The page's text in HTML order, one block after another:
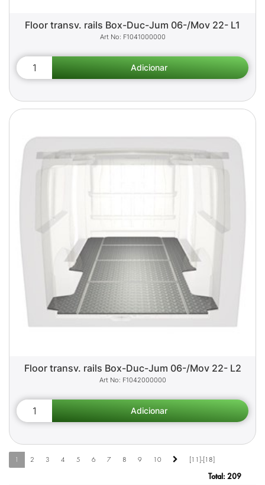
Floor transv. rails Box-Duc-Jum 06-/Mov 22- L1
F1041000000
Floor transv. rails Box-Duc-Jum 06-/Mov 22- L2
F1042000000
1 2 3 4 5 6 7 8 9 10 [11]-[18]
Total: 209